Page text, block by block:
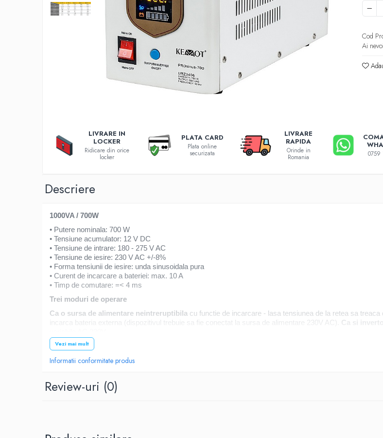
Incarcatoare 12V / 6V AGM / VRLA
Surse de iluminat
Stabilizatoare tensiune
Diverse accesorii auto
Carcase protectie NOCO BOOST
Invertoare Auto
Incarcator masina electrica
Aparate de spalat cu presiune
Incarcatoare auto
Roboti pornire
Baterii Alcaline Tip AG
Cod
Ai
LIVRARE IN
LOCKER
Ridicare din orice
locker
PLATA CARD
Plata online
securizata
LIVRARE
RAPIDA
Orinde in
Romania 0759
Descriere
1000VA / 700W
• Putere nominala: 700 W
• Tensiune acumulator: 12 V DC
• Tensiune de intrare: 180 - 275 V AC
• Tensiune de iesire: 230 V AC +/-8%
• Forma tensiunii de iesire: unda sinusoidala pura
• Curent de incarcare a bateriei: max. 10 A
• Timp de comutare: =< 4 ms
Trei moduri de operare
Ca o sursa de alimentare neintreruptibila cu functie de incarcare - lasa tensiunea de la retea sa
incarca bateria externa (dispozitivul trebuie sa fie conectat la sursa de alimentare 230V AC).
Ca si
UPS Utilizare
• Centrale termice
• Unelte electrice (masini de gaurit, polizoare)
Vezi mai mult
Informatii conformitate produs
Review-uri (0)